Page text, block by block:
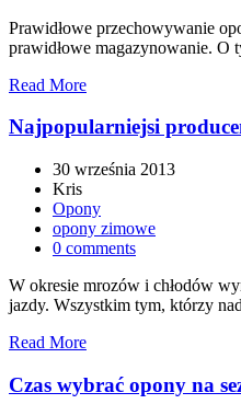
Prawidłowe przechowywanie
prawidłowe magazynowanie.
Read More
Najpopularniejsi
30 września 2013
Kris
Opony
opony zimowe
0 comments
W okresie mrozów i chłodów
jazdy. Wszystkim tym, którzy
Read More
Czas wybrać opony na